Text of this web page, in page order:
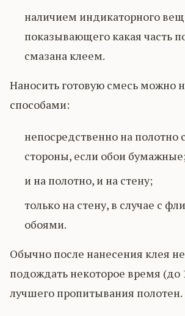
наличием индикаторного
показывающего какая часть
смазана клеем.
Наносить готовую смесь можно
способами:
непосредственно на полотно
стороны, если обои
и на полотно, и на стену;
только на стену, в случае с
обоями.
Обычно после нанесения клея
подождать некоторое время (до
лучшего пропитывания полотен.